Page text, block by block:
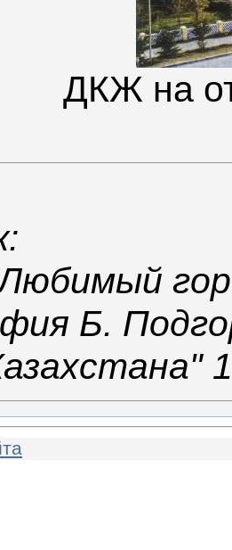
ДКЖ на
Б.